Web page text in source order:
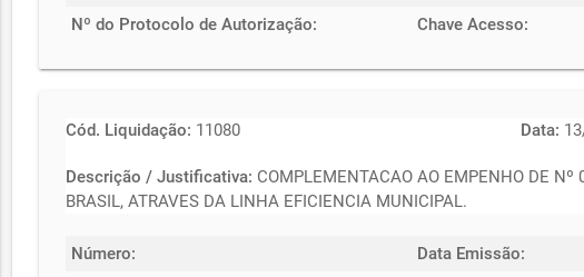
Nº do Protocolo de Autorização:
Chave Acesso:
Cód. Liquidação: 11080 Data:
Descrição / Justificativa: COMPLEMENTACAO AO EMPENHO DE Nº
BRASIL, ATRAVES DA LINHA EFICIENCIA MUNICIPAL.
Número: Data Emissão: